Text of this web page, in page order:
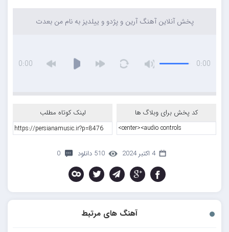
پخش آنلاین آهنگ آرین و پژدو و ییلدیز به نام من بعدت
0:00
0:00
کد پخش برای وبلاگ ها لینک کوتاه مطلب
4 اکتبر 2024 510 دانلود 0
آهنگ های مرتبط